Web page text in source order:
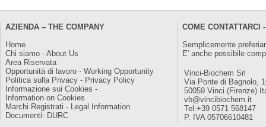
AZIENDA – THE COMPANY
Home
Chi siamo - About Us
Area Riservata
Opportunità di lavoro - Working Opportunity
Politica sulla Privacy - Privacy Policy
Informazione sui Cookies -
Information on Cookies
Marchi Registrati - Legal Information
Documenti: DURC
COME CONTATTARCI
Semplicemente
E' anche possibile
Vinci-Biochem Srl
Via Ponte di Bagnolo,
50059 Vinci (Firenze)
vb@vincibiochem.it
Tel:+39 0571 568147
P. IVA 05706610481